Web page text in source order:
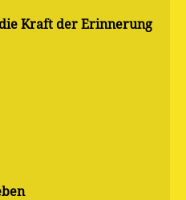
Kraft der Erinnerung